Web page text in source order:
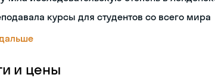
курсы для студентов со всего мира
и цены